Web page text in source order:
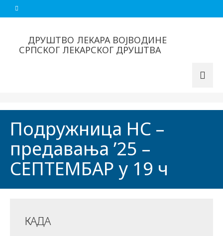
ДРУШТВО ЛЕКАРА ВОЈВОДИНЕ
СРПСКОГ ЛЕКАРСКОГ ДРУШТВА
Подружница НС –
предавања ’25 –
СЕПТЕМБАР у 19 ч
КАДА